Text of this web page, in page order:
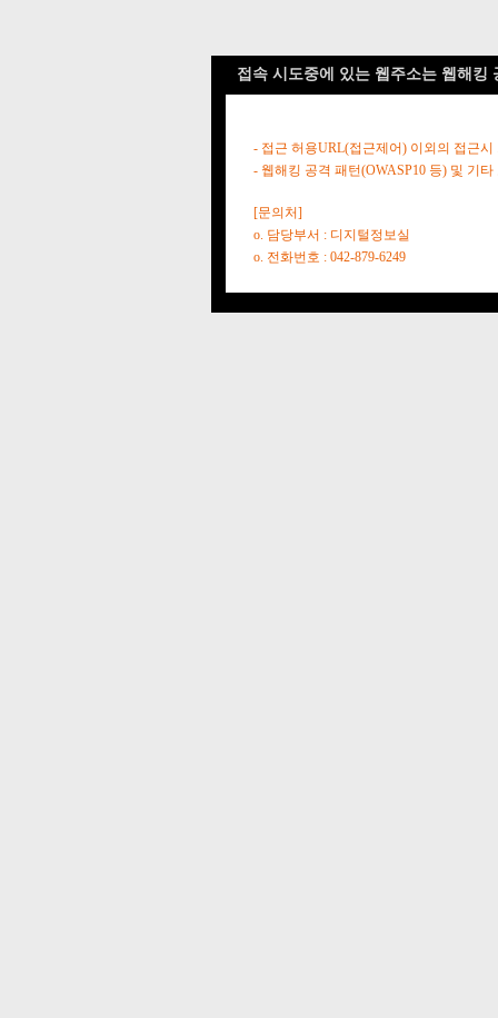
접속 시도중에 있는 웹주소는 웹해킹
- 접근 허용URL(접근제어) 이외의 접근시
- 웹해킹 공격 패턴(OWASP10 등) 및 기
[문의처]
o. 담당부서 : 디지털정보실
o. 전화번호 : 042-879-6249